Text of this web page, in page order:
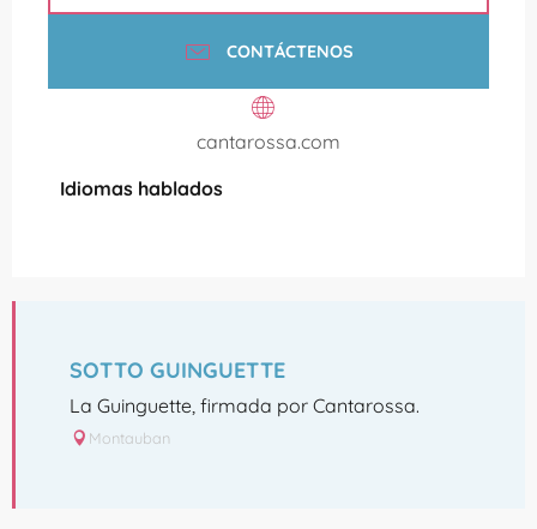
CONTÁCTENOS
cantarossa.com
Idiomas hablados
Idiomas hablados
SOTTO GUINGUETTE
La Guinguette, firmada por Cantarossa.
Montauban